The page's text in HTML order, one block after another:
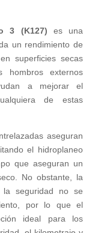
3 (K127) es una
un rendimiento de
superficies secas
hombros externos
a mejorar el
de estas
aseguran
el hidroplaneo
que aseguran un
No obstante, la
la seguridad no se
por lo que el
ideal para los